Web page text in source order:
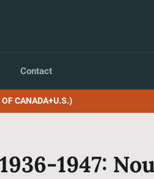
Contact
CANADA+U.S.)
1947: